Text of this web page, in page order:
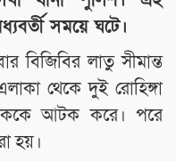
সময়ে ঘটে।
বিজিবির লাতু সীমান্ত
থেকে দুই রোহিঙ্গা
আটক করে। পরে
হয়।